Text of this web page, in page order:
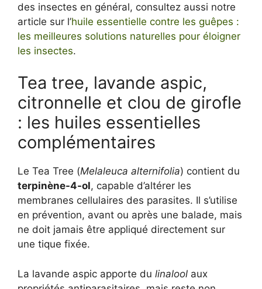
des insectes en général, consultez aussi notre
article sur l’huile essentielle contre les guêpes :
les meilleures solutions naturelles pour éloigner
les insectes.
Tea tree, lavande aspic,
citronnelle et clou de girofle
: les huiles essentielles
complémentaires
Le Tea Tree (Melaleuca alternifolia) contient du
terpinène-4-ol, capable d’altérer les
membranes cellulaires des parasites. Il s’utilise
en prévention, avant ou après une balade, mais
ne doit jamais être appliqué directement sur
une tique fixée.
La lavande aspic apporte du linalool aux